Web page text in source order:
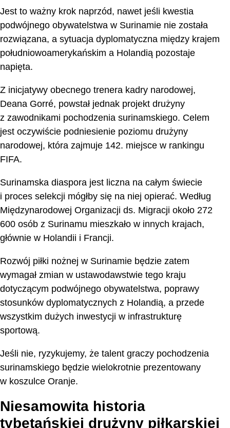
Jest to ważny krok naprzód, nawet jeśli kwestia
podwójnego obywatelstwa w Surinamie nie została
rozwiązana, a sytuacja dyplomatyczna między krajem
południowoamerykańskim a Holandią pozostaje
napięta.
Z inicjatywy obecnego trenera kadry narodowej,
Deana Gorré, powstał jednak projekt drużyny
z zawodnikami pochodzenia surinamskiego. Celem
jest oczywiście podniesienie poziomu drużyny
narodowej, która zajmuje 142. miejsce w rankingu
FIFA.
Surinamska diaspora jest liczna na całym świecie
i proces selekcji mógłby się na niej opierać. Według
Międzynarodowej Organizacji ds. Migracji około 272
600 osób z Surinamu mieszkało w innych krajach,
głównie w Holandii i Francji.
Rozwój piłki nożnej w Surinamie będzie zatem
wymagał zmian w ustawodawstwie tego kraju
dotyczącym podwójnego obywatelstwa, poprawy
stosunków dyplomatycznych z Holandią, a przede
wszystkim dużych inwestycji w infrastrukturę
sportową.
Jeśli nie, ryzykujemy, że talent graczy pochodzenia
surinamskiego będzie wielokrotnie prezentowany
w koszulce Oranje.
Niesamowita historia
tybetańskiej drużyny piłkarskiej